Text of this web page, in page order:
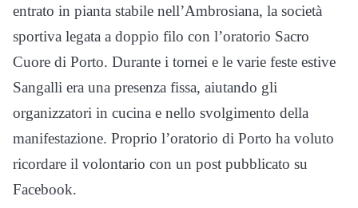
entrato in pianta stabile nell’Ambrosiana, la società
sportiva legata a doppio filo con l’oratorio Sacro
Cuore di Porto. Durante i tornei e le varie feste estive
Sangalli era una presenza fissa, aiutando gli
organizzatori in cucina e nello svolgimento della
manifestazione. Proprio l’oratorio di Porto ha voluto
ricordare il volontario con un post pubblicato su
Facebook.